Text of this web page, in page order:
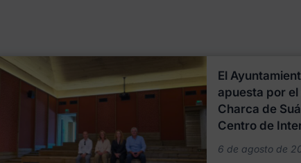
El
apuesta por
Charca de
Centro de
6 de agosto de